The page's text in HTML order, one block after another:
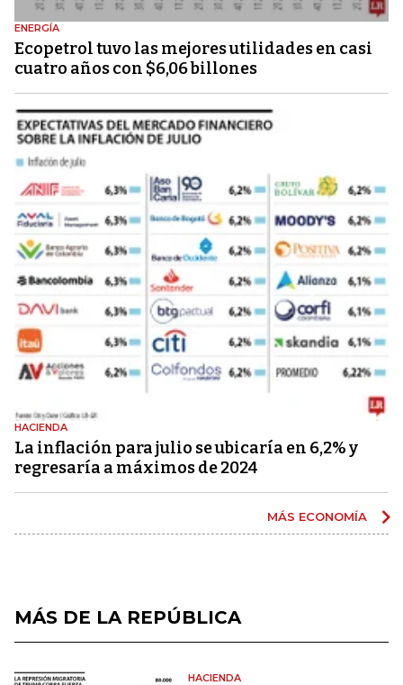
ENERGÍA
Ecopetrol tuvo las mejores utilidades en casi
cuatro años con $6,06 billones
HACIENDA
La inflación para julio se ubicaría en 6,2% y
regresaría a máximos de 2024
MÁS ECONOMÍA
MÁS DE LA REPÚBLICA
HACIENDA